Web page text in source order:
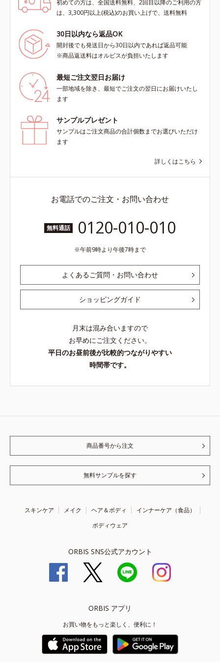
初めての方は、全国送料無料、2回目以降のご利用の方
は、3,300円以上(税込)のお買い上げで、送料無料
30日以内なら返品OK
開封後でも発送日から30日以内であれば返品可能
※商品返送料はオルビスが負担いたします
最短ご注文翌日お届け
一部地域を除き、最短でご注文の翌日にお届けいたし
ます
サンプルプレゼント
サンプルはご注文商品の合計個数までお選びいただけ
ます
詳しくはこちら
お電話でのご注文・お問い合わせ
無料通話 0120-010-010
午前9時より午後7時まで
よくあるご質問・お問い合わせ
ショッピングガイド
月末は混み合いますので
お早めにご注文ください。
平日のお昼前後が比較的つながりやすい
時間帯です。
商品番号から注文
無料サンプルを探す
スキンケア メイク ヘア＆ボディ
インナーケア（食品）
ボディウェア
ORBIS SNS公式アカウント
ORBIS アプリ
お買い物をもっと楽しく、便利に！